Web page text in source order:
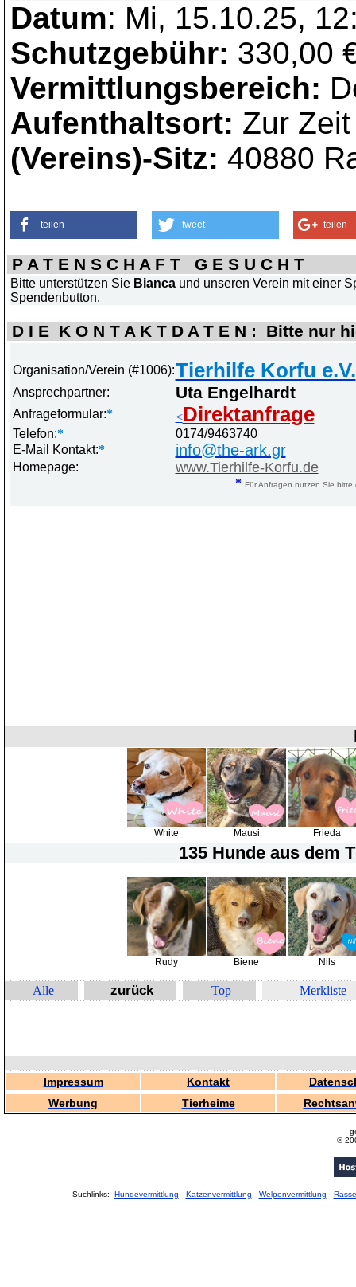
Datum: Mi, 15.10.25,
Schutzgebühr: 330,00
Vermittlungsbereich:
Aufenthaltsort: Zur
(Vereins)-Sitz: 40880
teilen tweet teilen
P A T E N S C H A F T G E S U C H T
Bitte unterstützen Sie Biancaund unseren Verein mit einer
Spendenbutton.
D I E K O N T A K T D A T E N : Bitte nur
Organisation/Verein (#1006):Tierhilfe Korfu e.V.
Ansprechpartner: Uta Engelhardt
Anfrageformular:* <Direktanfrage
Telefon:*
0174/9463740
E-Mail Kontakt:* info@the-ark.gr
Homepage: www.Tierhilfe-Korfu.de
* Für Anfragen nutzen Sie bitte
White Mausi Frieda
135 Hunde aus dem
Rudy Biene Nils
Alle zurück Top Merkliste
Impressum Kontakt
Werbung
Tierheime
©
Suchlinks: Hundevermittlung - Katzenvermittlung - Welpenvermittlung -